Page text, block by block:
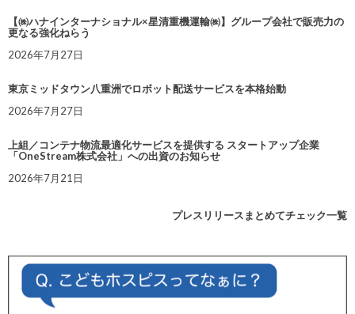
【㈱ハナインターナショナル×星清重機運輸㈱】グループ会社で販売力の
更なる強化ねらう
2026年7月27日
東京ミッドタウン八重洲でロボット配送サービスを本格始動
2026年7月27日
上組／コンテナ物流最適化サービスを提供する スタートアップ企業
「OneStream株式会社」への出資のお知らせ
2026年7月21日
プレスリリースまとめてチェック一覧